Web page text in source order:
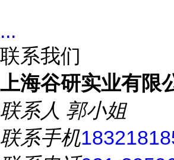
...
联系我们
上海谷研实业有限
联系人 郭小姐
联系手机